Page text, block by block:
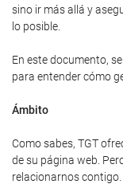
sino ir más allá y
lo posible.
En este documento,
para entender cómo
Ámbito
Como sabes, TGT
de su página web.
relacionarnos